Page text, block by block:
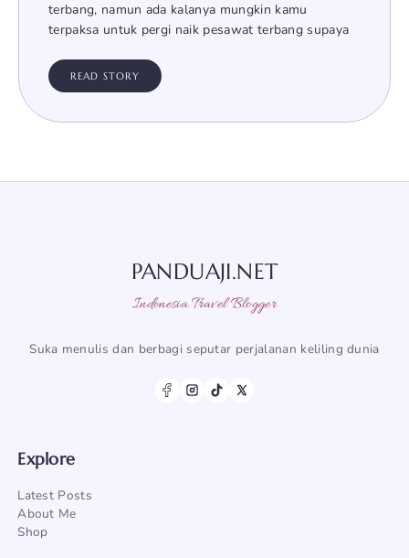
terbang, namun ada kalanya mungkin kamu
terpaksa untuk pergi naik pesawat terbang supaya
READ STORY
PANDUAJI.NET
Indonesia Travel Blogger
Suka menulis dan berbagi seputar perjalanan keliling dunia
Explore
Latest Posts
About Me
Shop